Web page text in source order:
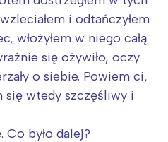
i odtańczyłem
włożyłem w niego całą
się ożywiło, oczy
o siebie. Powiem ci,
się wtedy szczęśliwy i
Co było dalej?